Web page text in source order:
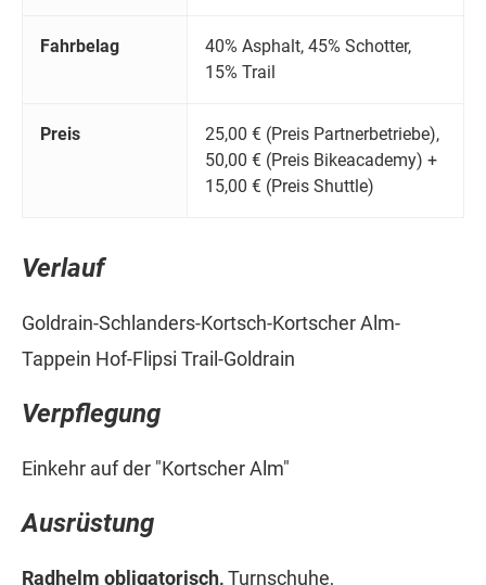
Fahrbelag
40% Asphalt, 45% Schotter,
15% Trail
Preis
25,00 € (Preis Partnerbetriebe),
50,00 € (Preis Bikeacademy) +
15,00 € (Preis Shuttle)
Verlauf
Goldrain-Schlanders-Kortsch-Kortscher Alm-
Tappein Hof-Flipsi Trail-Goldrain
Verpflegung
Einkehr auf der "Kortscher Alm"
Ausrüstung
Radhelm obligatorisch,Turnschuhe,